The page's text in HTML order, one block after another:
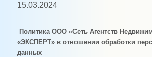
15.03.2024
Политика ООО «Сеть Агентств
«ЭКСПЕРТ» в отношении обработки
данных